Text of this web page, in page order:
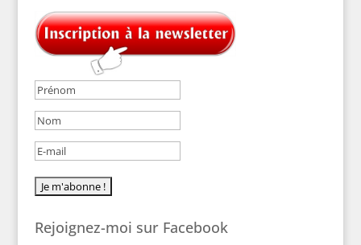
Rejoignez-moi sur Facebook